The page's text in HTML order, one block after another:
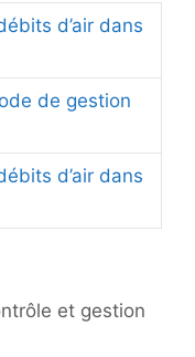
d’air dans
de gestion
d’air dans
et gestion